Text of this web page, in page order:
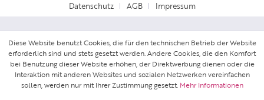
Datenschutz AGB Impressum
Diese Website benutzt Cookies, die für den technischen Betrieb der Website
erforderlich sind und stets gesetzt werden. Andere Cookies, die den Komfort
bei Benutzung dieser Website erhöhen, der Direktwerbung dienen oder die
Interaktion mit anderen Websites und sozialen Netzwerken vereinfachen
sollen, werden nur mit Ihrer Zustimmung gesetzt. Mehr Informationen